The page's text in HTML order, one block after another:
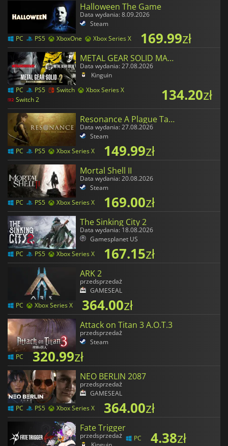
Halloween The Game
Data wydania: 8.09.2026
Steam
PC
PS5 XboxOne Xbox Series X 169.99zł
METAL GEAR SOLID MASTER COLLECTION Vol.2
Data wydania: 27.08.2026
Kinguin
PC
PS5 Switch
Xbox Series X
Switch 2
134.20zł
Resonance A Plague Tale Legacy
Data wydania: 27.08.2026
Steam
PC
PS5 Xbox Series X 149.99zł
Mortal Shell II
Data wydania: 20.08.2026
Steam
PC
PS5 Xbox Series X 169.00zł
The Sinking City 2
Data wydania: 18.08.2026
Gamesplanet US
PC
PS5 Xbox Series X 167.15zł
ARK 2
przedsprzedaż
GAMESEAL
PC
Xbox Series X 364.00zł
Attack on Titan 3 A.O.T.3
przedsprzedaż
Steam
PC
320.99zł
NEO BERLIN 2087
przedsprzedaż
GAMESEAL
PC
PS5 Xbox Series X 364.00zł
Fate Trigger
przedsprzedaż
PC 4.38zł